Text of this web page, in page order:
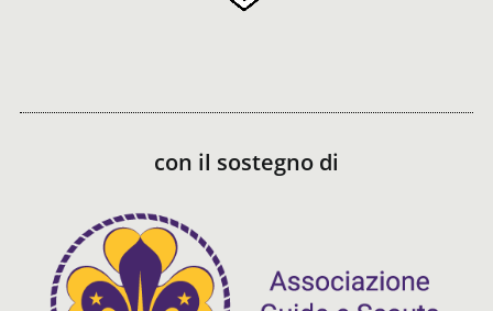
con il sostegno di